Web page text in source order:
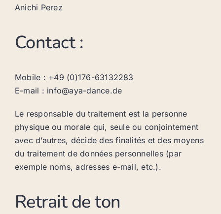
Anichi Perez
Contact :
Mobile : +49 (0)176-63132283
E-mail : info@aya-dance.de
Le responsable du traitement est la personne
physique ou morale qui, seule ou conjointement
avec d’autres, décide des finalités et des moyens
du traitement de données personnelles (par
exemple noms, adresses e-mail, etc.).
Retrait de ton